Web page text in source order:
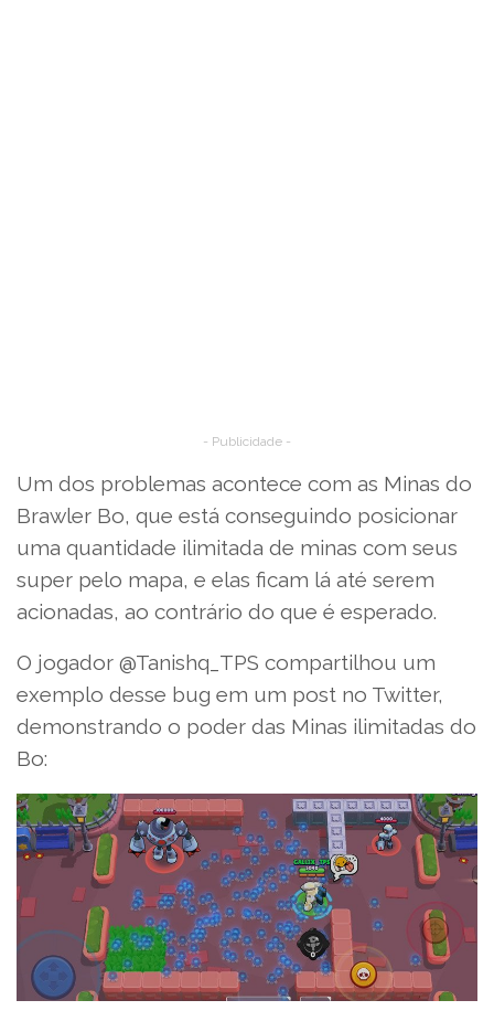
- Publicidade -
Um dos problemas acontece com as Minas do
Brawler Bo, que está conseguindo posicionar
uma quantidade ilimitada de minas com seus
super pelo mapa, e elas ficam lá até serem
acionadas, ao contrário do que é esperado.
O jogador @Tanishq_TPS compartilhou um
exemplo desse bug em um post no Twitter,
demonstrando o poder das Minas ilimitadas do
Bo: